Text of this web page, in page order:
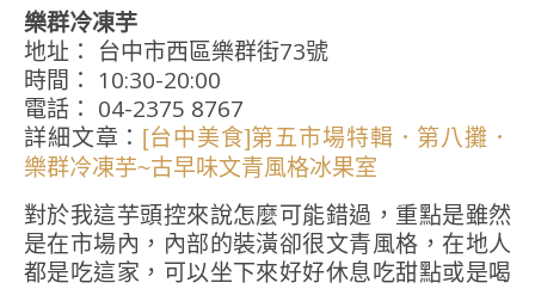
樂群冷凍芋
地址： 台中市西區樂群街73號
時間： 10:30-20:00
電話： 04-2375 8767
詳細文章： [台中美食]第五市場特輯．第八攤．
樂群冷凍芋~古早味文青風格冰果室
對於我這芋頭控來說怎麼可能錯過，重點是雖然
是在市場內，內部的裝潢卻很文青風格，在地人
都是吃這家，可以坐下來好好休息吃甜點或是喝